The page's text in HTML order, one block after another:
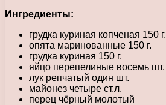
Ингредиенты:
грудка куриная копченая 150 г.
опята маринованные 150 г.
грудка куриная 150 г.
яйцо перепелиные восемь шт.
лук репчатый один шт.
майонез четыре ст.л.
перец чёрный молотый